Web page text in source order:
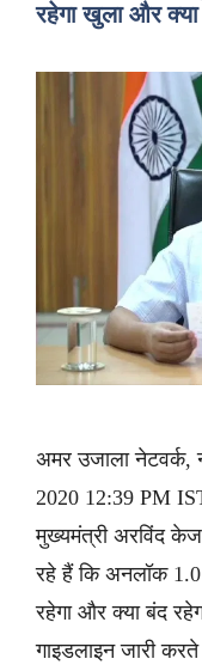
रहेगा खुला और
अमर उजाला नेटवर्क,
2020 12:39 PM
मुख्यमंत्री अरविंद
रहे हैं कि अनलॉक
रहेगा और क्या बंद
गाइडलाइन जारी